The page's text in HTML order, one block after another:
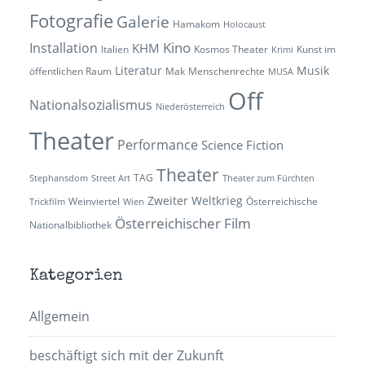
Fotografie Galerie Hamakom Holocaust
Installation Italien KHM Kino Kosmos Theater Krimi Kunst im
öffentlichen Raum Literatur Mak Menschenrechte MUSA Musik
Nationalsozialismus Niederösterreich Off
Theater Performance Science Fiction
Stephansdom Street Art TAG Theater Theater zum Fürchten
Trickfilm Weinviertel Wien Zweiter Weltkrieg Österreichische
Nationalbibliothek Österreichischer Film
Kategorien
Allgemein
beschäftigt sich mit der Zukunft